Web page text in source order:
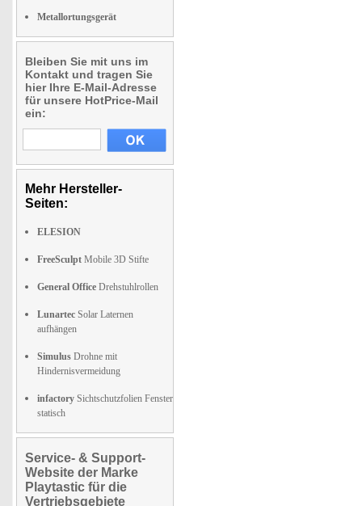
Metallortungsgerät
Bleiben Sie mit uns im
Kontakt und tragen Sie
hier Ihre E-Mail-Adresse
für unsere HotPrice-Mail
ein:
Mehr Hersteller-
Seiten:
ELESION
FreeSculpt Mobile 3D Stifte
General Office Drehstuhlrollen
Lunartec Solar Laternen
aufhängen
Simulus Drohne mit
Hindernisvermeidung
infactory Sichtschutzfolien Fenster
statisch
Service- & Support-
Website der Marke
Playtastic für die
Vertriebsgebiete